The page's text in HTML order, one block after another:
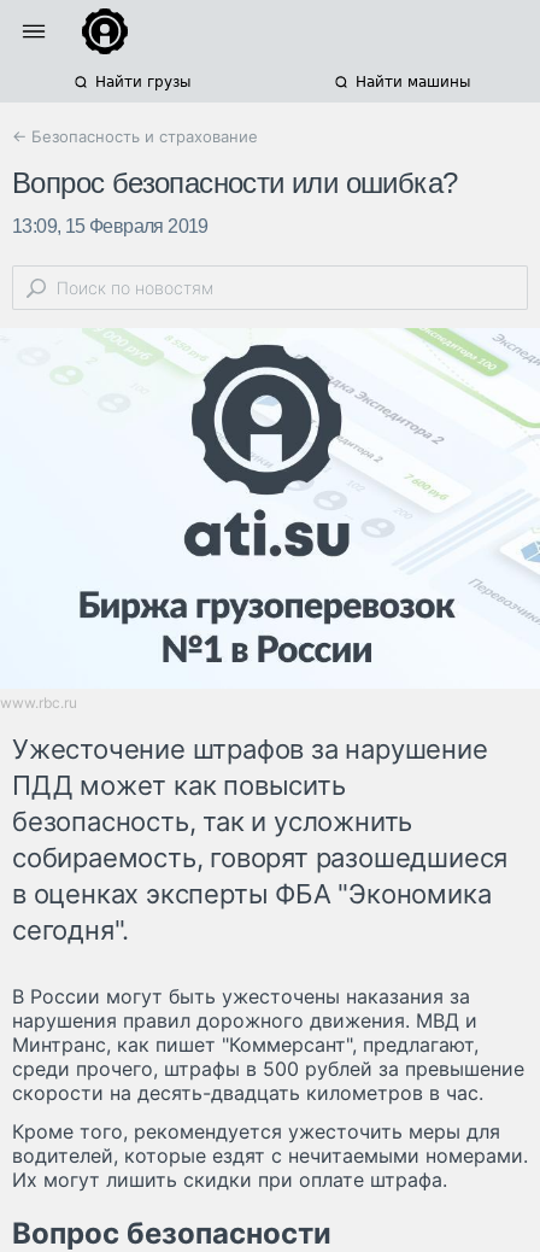
Найти грузы Найти машины
← Безопасность и страхование
Вопрос безопасности или ошибка?
13:09, 15 Февраля 2019
www.rbc.ru
Ужесточение штрафов за нарушение
ПДД может как повысить
безопасность, так и усложнить
собираемость, говорят разошедшиеся
в оценках эксперты ФБА "Экономика
сегодня".
В России могут быть ужесточены наказания за
нарушения правил дорожного движения. МВД и
Минтранс, как пишет "Коммерсант", предлагают,
среди прочего, штрафы в 500 рублей за превышение
скорости на десять-двадцать километров в час.
Кроме того, рекомендуется ужесточить меры для
водителей, которые ездят с нечитаемыми номерами.
Их могут лишить скидки при оплате штрафа.
Вопрос безопасности